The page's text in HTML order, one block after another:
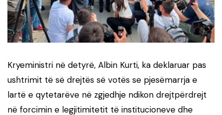
Kryeministri në detyrë, Albin Kurti, ka deklaruar pas
ushtrimit të së drejtës së votës se pjesëmarrja e
lartë e qytetarëve në zgjedhje ndikon drejtpërdrejt
në forcimin e legjitimitetit të institucioneve dhe